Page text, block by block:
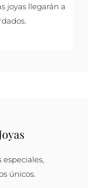
joyas llegarán a
únicos.